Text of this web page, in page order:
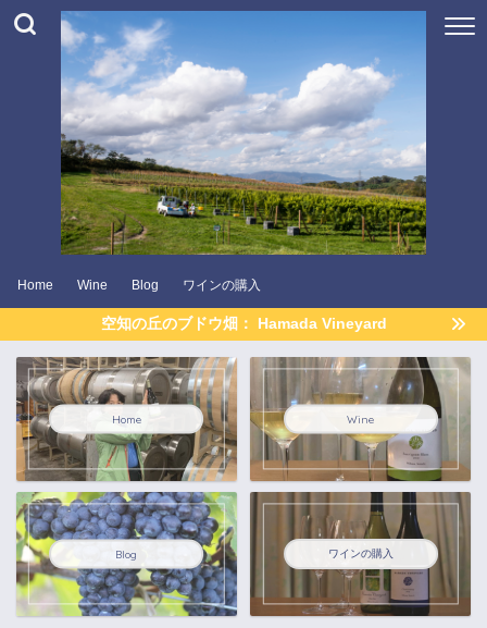
Home Wine Blog ワインの購入
空知の丘のブドウ畑： Hamada Vineyard
Home Wine
Blog ワインの購入